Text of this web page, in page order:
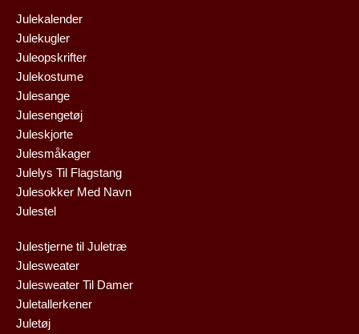
Julekalender
Julekugler
Juleopskrifter
Julekostume
Julesange
Julesengetøj
Juleskjorte
Julesmåkager
Julelys Til Flagstang
Julesokker Med Navn
Julestel
Julestjerne til Juletræ
Julesweater
Julesweater Til Damer
Juletallerkener
Juletøj